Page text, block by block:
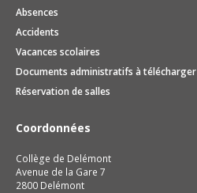
Absences
Accidents
Vacances scolaires
Documents administratifs à télécharger
Réservation de salles
Coordonnées
Collège de Delémont
Avenue de la Gare 7
2800 Delémont